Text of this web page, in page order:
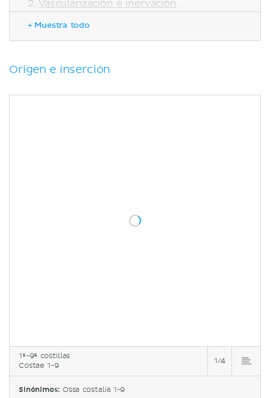
Vascularización e inervación
Correlaciones clínicas
+ Muestra todo
Origen e inserción
1ª-9ª costillas
Costae 1-9
1/4
Sinónimos: Ossa costalia 1-9